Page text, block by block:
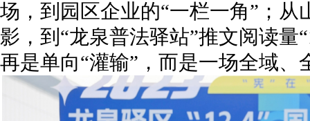
场，到园区企业的“一栏一角”；
影，到“龙泉普法驿站”推文阅读量
再是单向“灌输”，而是一场全域、